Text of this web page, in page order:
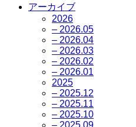
アーカイブ
2026
– 2026.05
– 2026.04
– 2026.03
– 2026.02
– 2026.01
2025
– 2025.12
– 2025.11
– 2025.10
– 2025.09